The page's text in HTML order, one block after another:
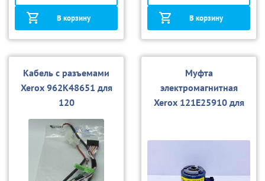
В корзину В корзину
Кабель с разъемами
Xerox 962K48651 для
120
Муфта
электромагнитная
Xerox 121E25910 для